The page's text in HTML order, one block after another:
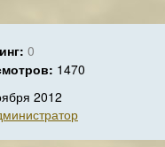
0
1470
2012